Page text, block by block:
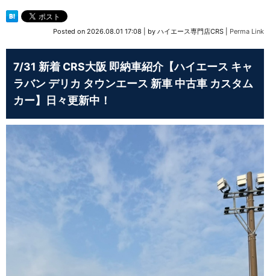
Posted on 2026.08.01 17:08 by ハイエース専門店CRS Perma Link
7/31 新着 CRS大阪 即納車紹介【ハイエース キャ
ラバン デリカ タウンエース 新車 中古車 カスタム
カー】日々更新中！